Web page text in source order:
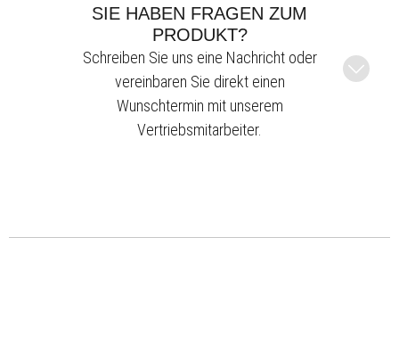
SIE HABEN FRAGEN ZUM
PRODUKT?
Schreiben Sie uns eine Nachricht oder
vereinbaren Sie direkt einen
Wunschtermin mit unserem
Vertriebsmitarbeiter.